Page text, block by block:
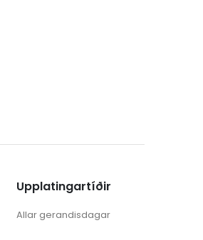
Upplatingartíðir
Allar gerandisdagar